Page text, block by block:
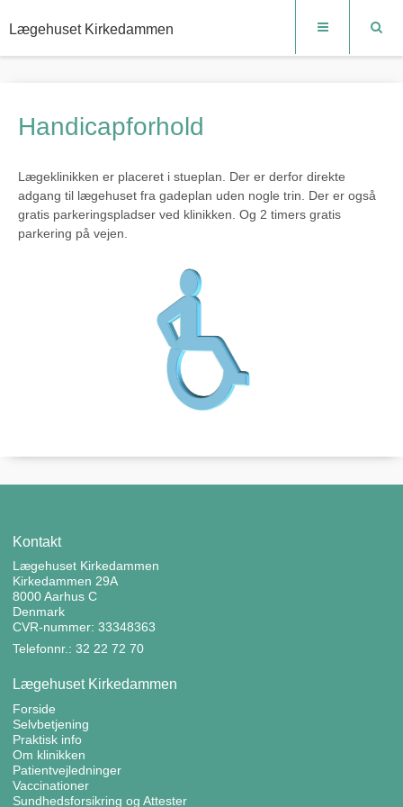
Lægehuset Kirkedammen
Handicapforhold
Lægeklinikken er placeret i stueplan. Der er derfor direkte
adgang til lægehuset fra gadeplan uden nogle trin. Der er også
gratis parkeringspladser ved klinikken. Og 2 timers gratis
parkering på vejen.
Kontakt
Lægehuset Kirkedammen
Kirkedammen 29A
8000 Aarhus C
Denmark
CVR-nummer: 33348363
Telefonnr.: 32 22 72 70
Lægehuset Kirkedammen
Forside
Selvbetjening
Praktisk info
Om klinikken
Patientvejledninger
Vaccinationer
Sundhedsforsikring og Attester